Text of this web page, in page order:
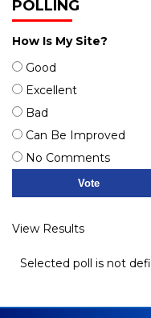
POLLING
How Is My Site?
Good
Excellent
Bad
Can Be Improved
No Comments
View Results
Selected poll is not